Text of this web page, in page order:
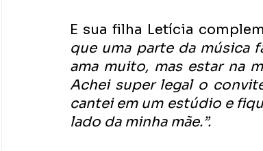
E sua filha Letícia
que uma parte da música
ama muito, mas estar na
Achei super legal o
cantei em um estúdio e
lado da minha mãe.”.